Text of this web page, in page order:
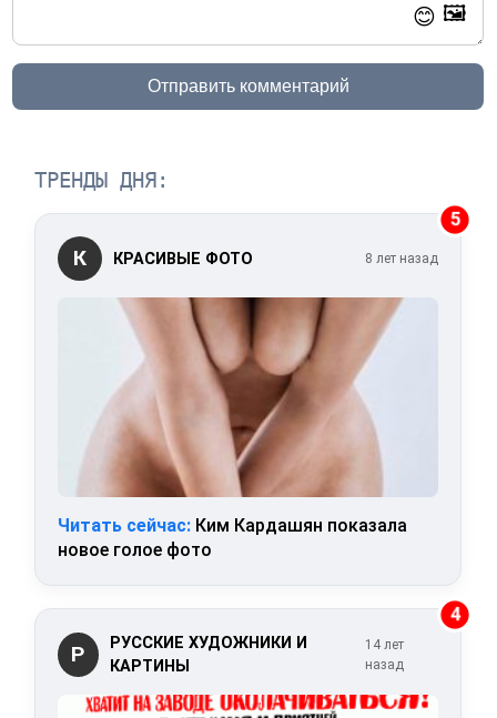
😊 🖼️
Отправить комментарий
ТРЕНДЫ ДНЯ:
5
К КРАСИВЫЕ ФОТО 8 лет назад
Читать сейчас: Ким Кардашян показала
новое голое фото
4
Р
РУССКИЕ ХУДОЖНИКИ И
КАРТИНЫ
14 лет
назад